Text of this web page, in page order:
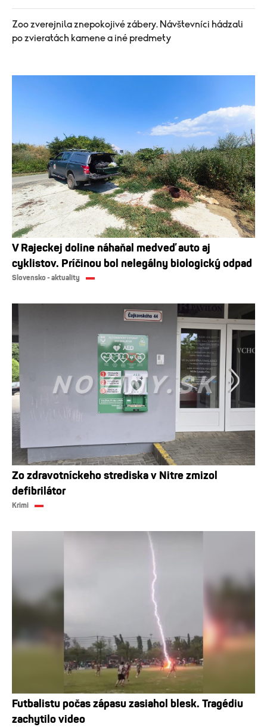
Zoo zverejnila znepokojivé zábery. Návštevníci hádzali
po zvieratách kamene a iné predmety
V Rajeckej doline náhaňal medveď auto aj
cyklistov. Príčinou bol nelegálny biologický odpad
Slovensko - aktuality
Zo zdravotníckeho strediska v Nitre zmizol
defibrilátor
Krimi
Futbalistu počas zápasu zasiahol blesk. Tragédiu
zachytilo video